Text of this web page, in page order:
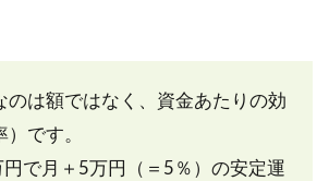
のは額ではなく、資金あたりの効
です。
で月＋5万円（＝5％）の安定運